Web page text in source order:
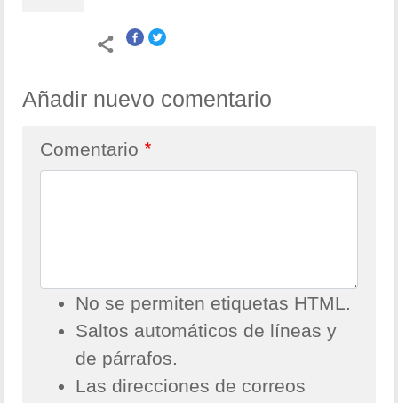
Añadir nuevo comentario
Comentario
No se permiten etiquetas HTML.
Saltos automáticos de líneas y
de párrafos.
Las direcciones de correos